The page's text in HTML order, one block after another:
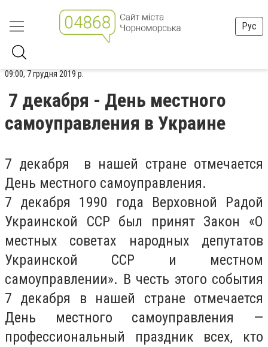
Рус
09:00, 7 грудня 2019 р.
7 декабря - День местного
самоуправления в Украине
7 декабря в нашей стране отмечается
День местного самоуправления.
7 декабря 1990 года Верховной Радой
Украинской ССР был принят Закон «О
местных советах народных депутатов
Украинской ССР и местном
самоуправлении». В честь этого события
7 декабря в нашей стране отмечается
День местного самоуправления —
профессиональный праздник всех, кто